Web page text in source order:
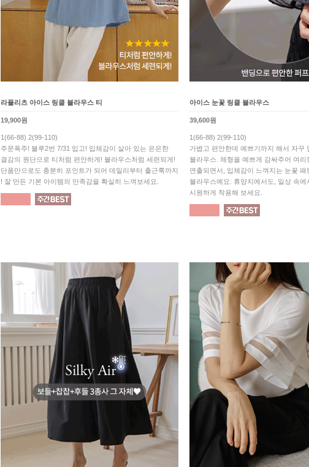
라플리츠 아이스 링클 블라우스 티
19,900원
1(66-88) 2(99-110)
주문폭주! 블루2번 7/31 입고! 입체감이 살아 있는 은은한
결감의 원단으로 티처럼 편안하게! 블라우스처럼 세련되게!
단품만으로도 충분히 포인트가 되어 데일리부터 출근룩까지
! 잘 만든 기본 아이템의 만족감을 확실히 느껴보세요.
아이스 눈꽃 링클 블라우스
39,600원
1(66-88) 2(99-110)
가볍고 편안한데 예쁘기까지 해서 자꾸
블라우스. 체형을 예쁘게 감싸주어 여리
연출되면서, 입체감이 느껴지는 눈꽃 패
블라우스예요. 휴양지에서도, 일상 속에
시원하게 착용해 보세요.